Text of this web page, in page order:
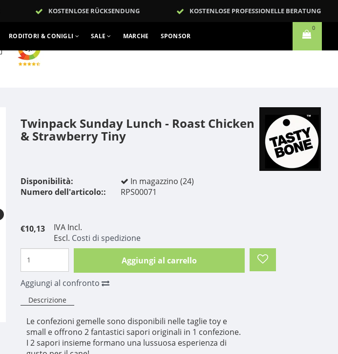
KOSTENLOSE RÜCKSENDUNG KOSTENLOSE PROFESSIONELLE BERATUNG
RODITORI & CONIGLI SALE MARCHE SPONSOR
0
Twinpack Sunday Lunch - Roast Chicken
& Strawberry Tiny
Disponibilità:
In magazzino (24)
Numero dell'articolo::
RPS00071
€10,13
IVA Incl.
Escl. Costi di spedizione
Aggiungi al carrello
Aggiungi al confronto
Descrizione
Le confezioni gemelle sono disponibili nelle taglie toy e
small e offrono 2 fantastici sapori originali in 1 confezione.
I 2 sapori insieme formano una lussuosa esperienza di